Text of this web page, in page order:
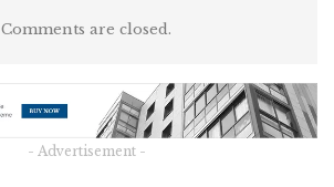
Comments are closed.
- Advertisement -